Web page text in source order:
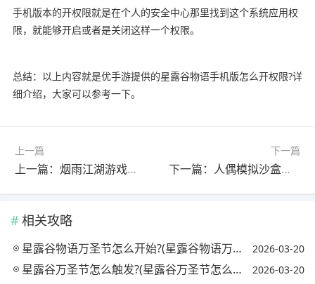
手机版本的开权限就是在个人的安全中心那里找到这个系统应用权
限，就能够开启或者是关闭这样一个权限。
总结：以上内容就是优手游提供的星露谷物语手机版怎么开权限?详
细介绍，大家可以参考一下。
上一篇
上一篇：烟雨江湖游戏攻略?(烟雨江湖游戏攻略大全最新)
下一篇
下一篇：人偶模拟沙盒怎么用枪?(人偶模拟沙盒怎么用枪打怪)
相关攻略
星露谷物语万圣节怎么开始?(星露谷物语万圣节在哪里举行) 2026-03-20
星露谷万圣节怎么触发?(星露谷万圣节怎么开始) 2026-03-20